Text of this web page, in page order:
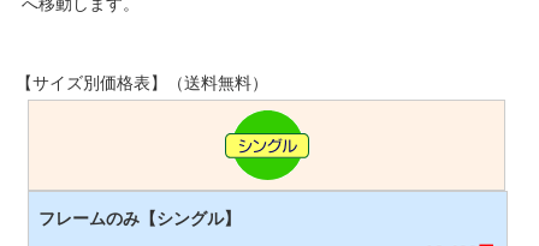
【サイズ別価格表】（送料無料）